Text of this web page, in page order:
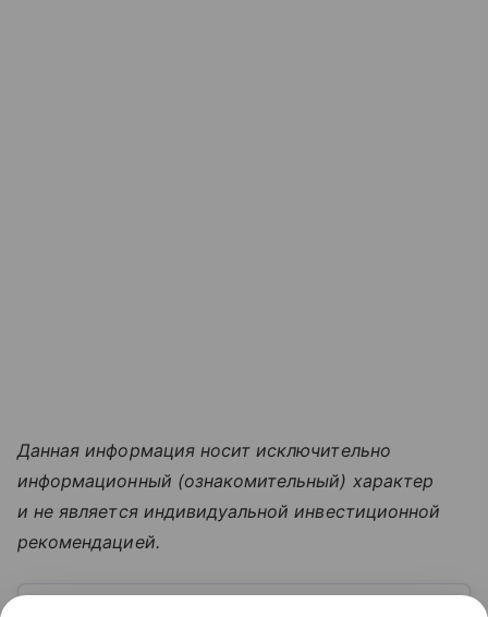
Данная информация носит исключительно
информационный (ознакомительный) характер
и не является индивидуальной инвестиционной
рекомендацией.